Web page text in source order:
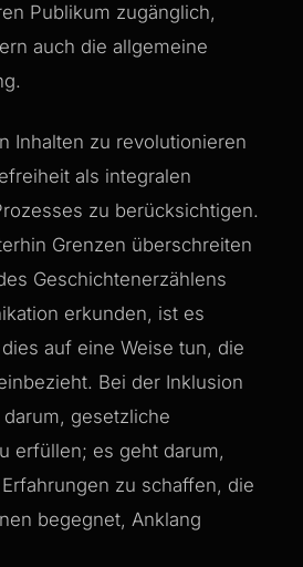
Publikum zugänglich,
auch die allgemeine
Inhalten zu revolutionieren
als integralen
zu berücksichtigen.
Grenzen überschreiten
Geschichtenerzählens
erkunden, ist es
auf eine Weise tun, die
Bei der Inklusion
gesetzliche
erfüllen; es geht darum,
zu schaffen, die
begegnet, Anklang